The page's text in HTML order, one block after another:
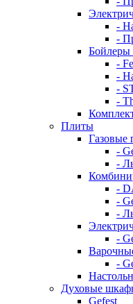
-
-
Бойлеры
-
-
-
-
Плиты
Газовые
-
-
-
-
-
-
-
Духовые
Gefest